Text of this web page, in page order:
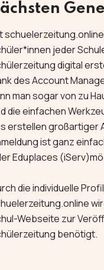
jeder
digital
des Account
man sogar von zu
die einfachen
erstellen großartiger
ist ganz
Eduplaces
die individuelle
Webseite zur
benötigt.